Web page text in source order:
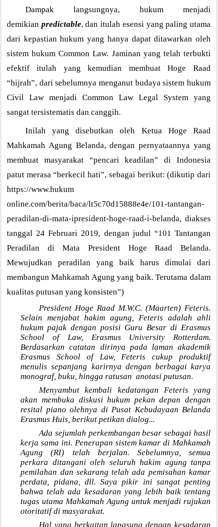
Dampak langsungnya, hukum menjadi
demikian predictable, dan itulah esensi yang paling utama
dari kepastian hukum yang hanya dapat ditawarkan oleh
sistem hukum Common Law. Jaminan yang telah terbukti
efektif itulah yang kemudian membuat Hoge Raad
“hijrah”, dari sebelumnya menganut budaya sistem hukum
Civil Law menjadi Common Law Legal System yang
sangat tersistematis dan canggih.
Inilah yang disebutkan oleh Ketua Hoge Raad
Mahkamah Agung Belanda, dengan pernyataannya yang
membuat masyarakat “pencari keadilan” di Indonesia
patut merasa “berkecil hati”, sebagai berikut: (dikutip dari
https://www.hukum
online.com/berita/baca/lt5c70d15888e4e/101-tantangan-
peradilan-di-mata-ipresident-hoge-raad-i-belanda, diakses
tanggal 24 Februari 2019, dengan judul “101 Tantangan
Peradilan di Mata President Hoge Raad Belanda.
Mewujudkan peradilan yang baik harus dimulai dari
membangun Mahkamah Agung yang baik. Terutama dalam
kualitas putusan yang konsisten”)
President Hoge Raad M.W.C. (Maarten) Feteris.
Selain menjabat hakim agung, Feteris adalah ahli
hukum pajak dengan posisi Guru Besar di Erasmus
School of Law, Erasmus University Rotterdam.
Berdasarkan catatan dirinya pada laman akademik
Erasmus School of Law, Feteris cukup produktif
menulis sepanjang karirnya dengan berbagai karya
monograf, buku, hingga ratusan anotasi putusan.
Menyambut kembali kedatangan Feteris yang
akan membuka diskusi hukum pekan depan dengan
resital piano olehnya di Pusat Kebudayaan Belanda
Erasmus Huis, berikut petikan dialog...
Ada sejumlah perkembangan besar sebagai hasil
kerja sama ini. Penerapan sistem kamar di Mahkamah
Agung (RI) telah berjalan. Sebelumnya, semua
perkara ditangani oleh seluruh hakim agung tanpa
pemilahan dan sekarang telah ada pemisahan kamar
perdata, pidana, dll. Saya pikir ini sangat penting
bahwa telah ada kesadaran yang lebih baik tentang
tugas utama Mahkamah Agung untuk menjadi rujukan
otoritatif di masyarakat.
Hal yang berkaitan langsung dengan kesadaran